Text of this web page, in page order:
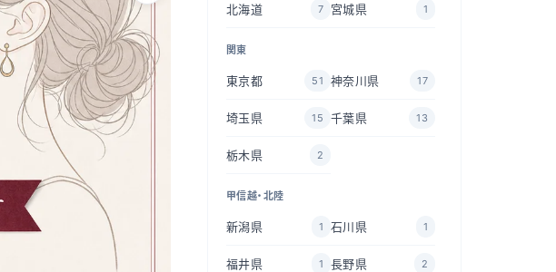
北海道 7 宮城県 1
関東
東京都 51 神奈川県 17
埼玉県 15 千葉県 13
栃木県 2
甲信越・北陸
新潟県 1 石川県 1
福井県 1 長野県 2